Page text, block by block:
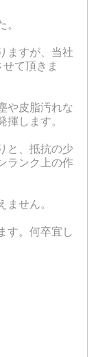
ますが、当社
て頂きま
や皮脂汚れな
します。
と、抵抗の少
ランク上の作
せん。
す。何卒宜し